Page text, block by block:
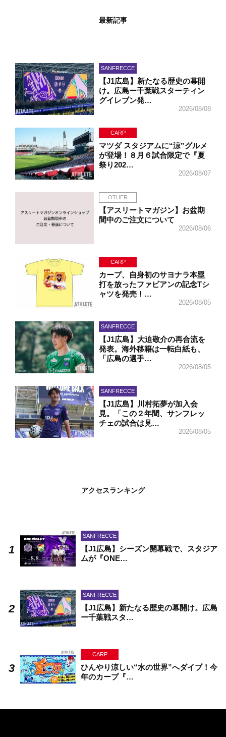
最新記事
SANFRECCE
【J1広島】新たなる歴史の幕開
け。広島ー千葉戦スターティン
グイレブン発…
2026/08/08
CARP
マツダ スタジアムに“涼”グルメ
が登場！８月６試合限定で『夏
祭り202…
2026/08/07
OTHER
【アスリートマガジン】お盆期
間中のご注文について
2026/08/06
CARP
カープ、自身初のサヨナラ本塁
打を放ったファビアンの記念Tシ
ャツを発売！…
2026/08/05
SANFRECCE
【J1広島】大迫敬介の再合流を
発表。海外移籍は一転白紙も、
「広島の選手…
2026/08/05
SANFRECCE
【J1広島】川村拓夢が加入会
見。「この２年間、サンフレッ
チェの試合は見…
2026/08/05
アクセスランキング
SANFRECCE
【J1広島】シーズン開幕戦で、スタジア
ムが『ONE…
SANFRECCE
【J1広島】新たなる歴史の幕開け。広島
ー千葉戦スタ…
CARP
ひんやり涼しい“水の世界”へダイブ！今
年のカープ『…